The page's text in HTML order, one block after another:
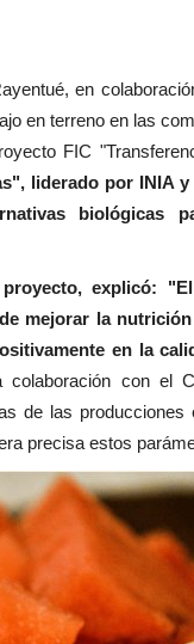
en colaboración
en terreno en las
FIC
liderado por INIA
biológicas
explicó:
mejorar la
en la
colaboración con el
de las producciones
precisa estos
cinco
y daños totales...
Junio 26, 2026 879
y tres menores de
médica en el hospital...